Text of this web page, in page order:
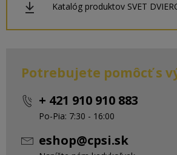
Katalóg produktov SVET
Potrebujete pomôcť s
+ 421 910 910 883
Po-Pia: 7:30 - 16:00
eshop@cpsi.sk